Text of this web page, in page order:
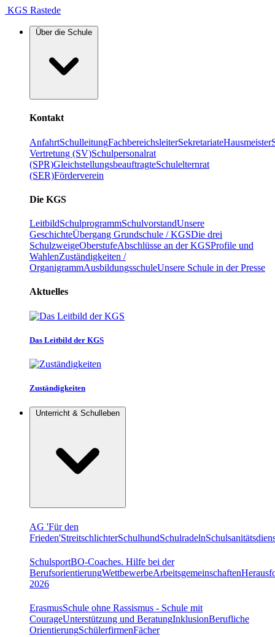
KGS Rastede
Über die Schule
Kontakt
AnfahrtSchulleitungFachbereichsleiterSekretariateHausmeister
Vertretung (SV)Schulpersonalrat
(SPR)GleichstellungsbeauftragteSchulelternrat
(SER)Förderverein
Die KGS
LeitbildSchulprogrammSchulvorstandUnsere
GeschichteÜbergang Grundschule / KGSDie drei
SchulzweigeOberstufeAbschlüsse an der KGSProfile und
WahlenZuständigkeiten /
OrganigrammAusbildungsschuleUnsere Schule in der Presse
Aktuelles
Das Leitbild der KGS
Zuständigkeiten
Unterricht & Schulleben
AG 'Für den
Frieden'StreitschlichterSchulhundSchulradeln
SchulsportBO-Coaches. Hilfe bei der
BerufsorientierungWettbewerbeArbeitsgemeinschaften
2026
ErasmusSchule ohne Rassismus - Schule mit
CourageUnterstützung und BeratungInklusionBerufliche
OrientierungSchülerfirmenFächer